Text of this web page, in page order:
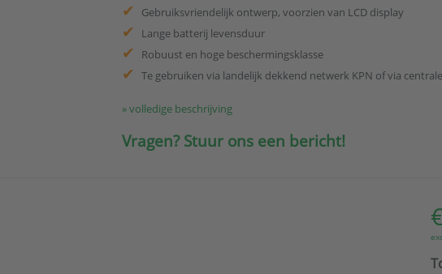
Gebruiksvriendelijk ontwerp, voorzien van LCD display
Lange batterij levensduur
Robuust en hoge beschermingsklasse
Te gebruiken via landelijk dekkend netwerk KPN of via
» volledige beschrijving
Vragen? Stuur ons een bericht!